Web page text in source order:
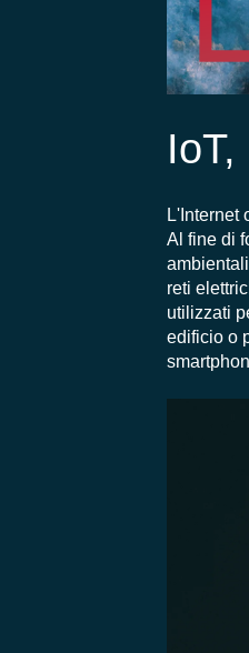
L'Internet
Al fine di
reti
utilizzati
edificio o